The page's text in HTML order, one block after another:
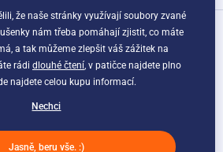
dopravy a platby:
že naše stránky využívají soubory zvané
nám třeba pomáhají zjistit, co máte
a tak můžeme zlepšit váš zážitek na
rádi dlouhé čtení, v patičce najdete plno
najdete celou kupu informací.
Nechci
Jasně, beru vše. :)